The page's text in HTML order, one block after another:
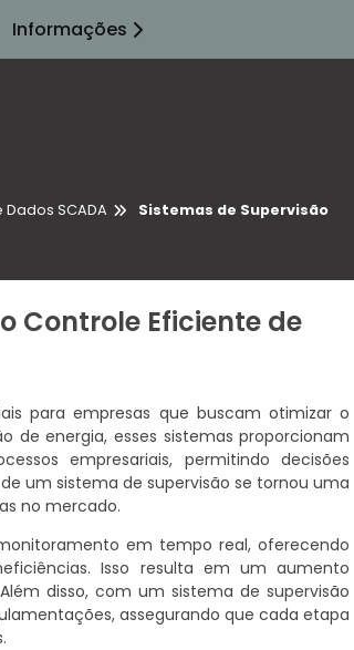
Informações
SCADA Sistemas de Supervisão
Controle Eficiente de
para empresas que buscam otimizar o
de energia, esses sistemas proporcionam
empresariais, permitindo decisões
um sistema de supervisão se tornou uma
no mercado.
em tempo real, oferecendo
Isso resulta em um aumento
disso, com um sistema de supervisão
assegurando que cada etapa